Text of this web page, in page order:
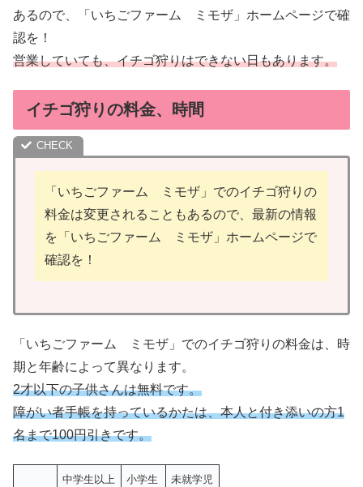
あるので、「いちごファーム ミモザ」ホームページで確
認を！
営業していても、イチゴ狩りはできない日もあります。
イチゴ狩りの料金、時間
「いちごファーム ミモザ」でのイチゴ狩りの
料金は変更されることもあるので、最新の情報
を「いちごファーム ミモザ」ホームページで
確認を！
「いちごファーム ミモザ」でのイチゴ狩りの料金は、時
期と年齢によって異なります。
2才以下の子供さんは無料です。
障がい者手帳を持っているかたは、本人と付き添いの方1
名まで100円引きです。
中学生以上 小学生 未就学児